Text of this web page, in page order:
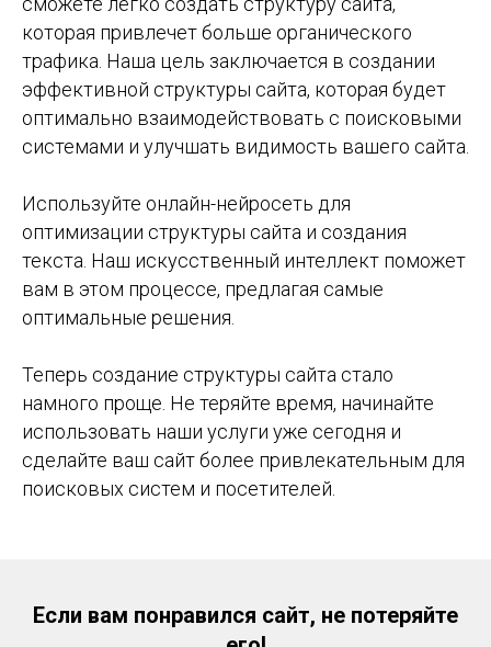
которая привлечет больше органического
трафика. Наша цель заключается в создании
эффективной структуры сайта, которая будет
оптимально взаимодействовать с поисковыми
системами и улучшать видимость вашего сайта.
Используйте онлайн-нейросеть для
оптимизации структуры сайта и создания
текста. Наш искусственный интеллект поможет
вам в этом процессе, предлагая самые
оптимальные решения.
Теперь создание структуры сайта стало
намного проще. Не теряйте время, начинайте
использовать наши услуги уже сегодня и
сделайте ваш сайт более привлекательным для
поисковых систем и посетителей.
Если вам понравился сайт, не потеряйте